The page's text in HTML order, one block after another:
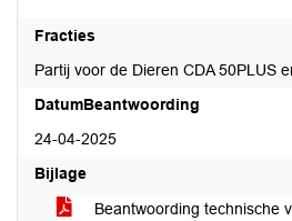
Fracties
Partij voor de Dieren CDA 50PLUS
DatumBeantwoording
24-04-2025
Bijlage
Beantwoording technische